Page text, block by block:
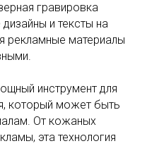
гравировка
и тексты на
рекламные материалы
инструмент для
который может быть
От кожаных
эта технология